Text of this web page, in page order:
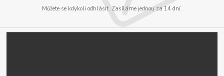
Můžete se kdykoli odhlásit. Zasíláme jednou za 14 dní.